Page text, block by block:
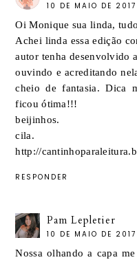
10 DE MAIO DE
Oi Monique sua linda,
Achei linda essa edição
autor tenha desenvolvido
ouvindo e acreditando
cheio de fantasia. Dica
ficou ótima!!!
beijinhos.
cila.
http://
RESPONDER
Pam Lepletier
10 DE MAIO DE
Nossa olhando a capa